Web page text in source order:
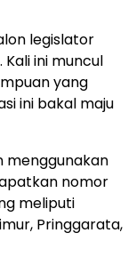
legislator
ini muncul
yang
ini bakal maju
menggunakan
nomor
meliputi
Pringgarata,